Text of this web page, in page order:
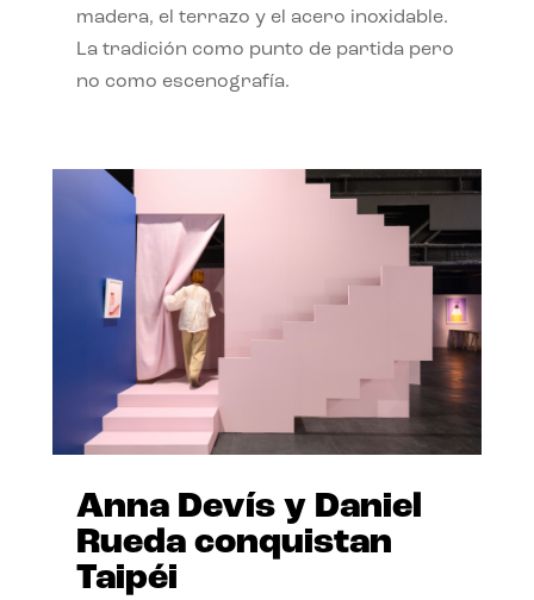
madera, el terrazo y el acero inoxidable.
La tradición como punto de partida pero
no como escenografía.
Anna Devís y Daniel
Rueda conquistan
Taipéi